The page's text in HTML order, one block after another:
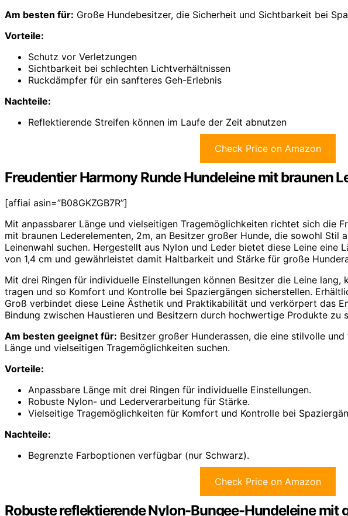
Am besten für: Große Hundebesitzer, die Sicherheit und Sichtbarkeit bei
Vorteile:
Schutz vor Verletzungen
Sichtbarkeit bei schlechten Lichtverhältnissen
Ruckdämpfer für ein sanfteres Geh-Erlebnis
Nachteile:
Reflektierende Streifen können im Laufe der Zeit abnutzen
Check Price on Amazon
Freudentier Harmony Runde Hundeleine mit braunen
[affiai asin=”B08GKZGB7R”]
Mit anpassbarer Länge und vielseitigen Tragemöglichkeiten richtet sich die
mit braunen Lederelementen, 2m, an Besitzer großer Hunde, die sowohl Stil
Leinenwahl suchen. Hergestellt aus Nylon und Leder bietet diese Leine eine
von 1,4 cm und gewährleistet damit Haltbarkeit und Stärke für große
Mit drei Ringen für individuelle Einstellungen können Besitzer die Leine
tragen und so Komfort und Kontrolle bei Spaziergängen sicherstellen.
Groß verbindet diese Leine Ästhetik und Praktikabilität und verkörpert das
Bindung zwischen Haustieren und Besitzern durch hochwertige Produkte zu
Am besten geeignet für: Besitzer großer Hunderassen, die eine stilvolle
Länge und vielseitigen Tragemöglichkeiten suchen.
Vorteile:
Anpassbare Länge mit drei Ringen für individuelle Einstellungen.
Robuste Nylon- und Lederverarbeitung für Stärke.
Vielseitige Tragemöglichkeiten für Komfort und Kontrolle bei
Nachteile:
Begrenzte Farboptionen verfügbar (nur Schwarz).
Check Price on Amazon
Robuste reflektierende Nylon-Bungee-Hundeleine mit